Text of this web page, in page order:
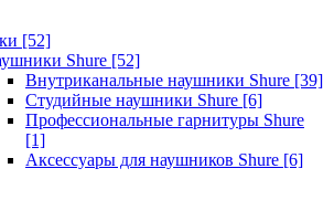
[52]
Shure [52]
Внутриканальные наушники Shure [39]
Студийные наушники Shure [6]
Профессиональные гарнитуры Shure
[1]
Аксессуары для наушников Shure [6]